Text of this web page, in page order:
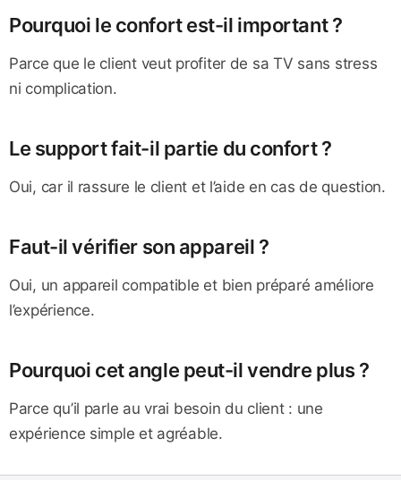
Pourquoi le confort est-il important ?
Parce que le client veut profiter de sa TV sans stress
ni complication.
Le support fait-il partie du confort ?
Oui, car il rassure le client et l’aide en cas de question.
Faut-il vérifier son appareil ?
Oui, un appareil compatible et bien préparé améliore
l’expérience.
Pourquoi cet angle peut-il vendre plus ?
Parce qu’il parle au vrai besoin du client : une
expérience simple et agréable.